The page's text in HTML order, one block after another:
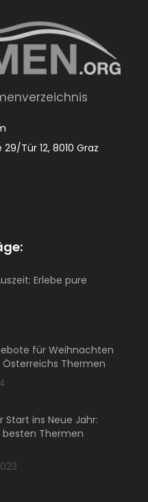
Tür 12, 8010 Graz
Erlebe pure
für Weihnachten
Österreichs Thermen
Start ins Neue Jahr:
besten Thermen